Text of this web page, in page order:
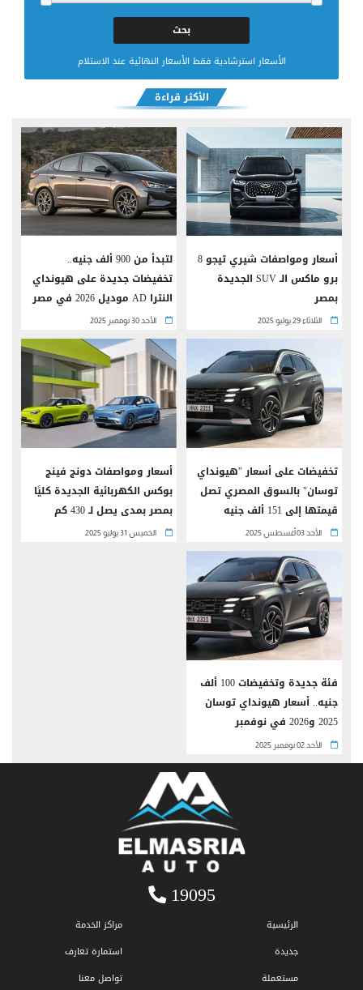
الأسعار استرشادية فقط الأسعار النهائية عند الاستلام
الأكثر قراءة
أسعار ومواصفات شيري تيجو 8
برو ماكس الـ SUV الجديدة
بمصر
الثلاثاء 29 يوليو 2025
لتبدأ من 900 ألف جنيه..
تخفيضات جديدة على هيونداي
النترا AD موديل 2026 في مصر
الأحد 30 نوفمبر 2025
تخفيضات على أسعار "هيونداي
توسان" بالسوق المصري تصل
قيمتها إلى 151 ألف جنيه
الأحد 03 أغسطس 2025
أسعار ومواصفات دونج فينج
بوكس الكهربائية الجديدة كليًا
بمصر بمدى يصل لـ 430 كم
الخميس 31 يوليو 2025
فئة جديدة وتخفيضات 100 ألف
جنيه.. أسعار هيونداي توسان
2025 و2026 في نوفمبر
الأحد 02 نوفمبر 2025
19095
الرئيسية
جديدة
مستعملة
مراكز الخدمة
استمارة تعارف
تواصل معنا